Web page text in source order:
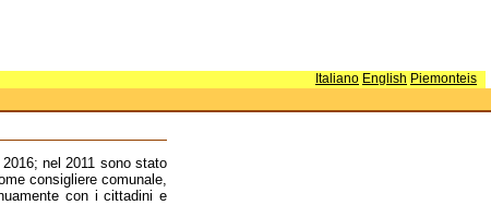
Italiano English Piemonteis
nel 2011 sono stato
consigliere comunale,
con i cittadini e